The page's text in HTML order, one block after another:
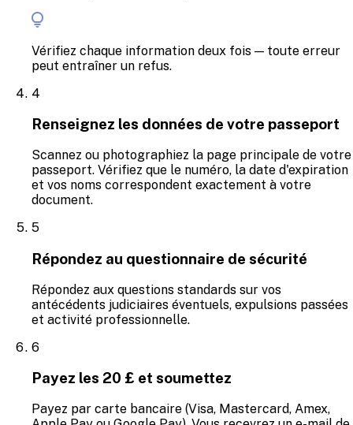
Vérifiez chaque information deux fois — toute erreur
peut entraîner un refus.
4
Renseignez les données de votre passeport
Scannez ou photographiez la page principale de votre
passeport. Vérifiez que le numéro, la date d'expiration
et vos noms correspondent exactement à votre
document.
5
Répondez au questionnaire de sécurité
Répondez aux questions standards sur vos
antécédents judiciaires éventuels, expulsions passées
et activité professionnelle.
6
Payez les 20 £ et soumettez
Payez par carte bancaire (Visa, Mastercard, Amex,